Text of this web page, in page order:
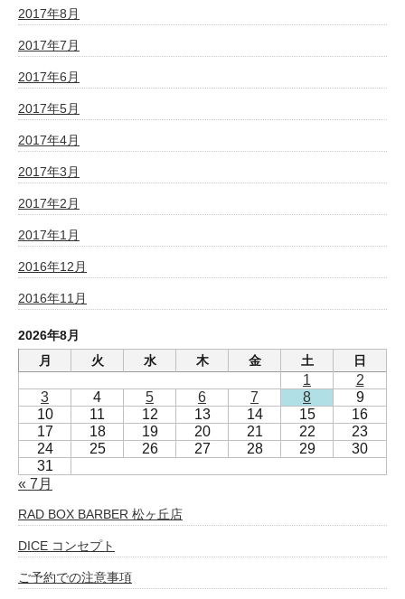
2017年8月
2017年7月
2017年6月
2017年5月
2017年4月
2017年3月
2017年2月
2017年1月
2016年12月
2016年11月
2026年8月
月
火 水 木 金 土 日
1
2
3
4 5 6 7 8
9
10
11 12 13 14 15
16
17
18 19 20 21 22
23
24
25 26 27 28 29
30
31
« 7月
RAD BOX BARBER 松ヶ丘店
DICE コンセプト
ご予約での注意事項